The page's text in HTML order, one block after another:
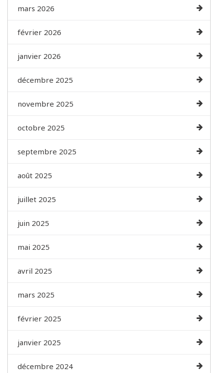
mars 2026
février 2026
janvier 2026
décembre 2025
novembre 2025
octobre 2025
septembre 2025
août 2025
juillet 2025
juin 2025
mai 2025
avril 2025
mars 2025
février 2025
janvier 2025
décembre 2024